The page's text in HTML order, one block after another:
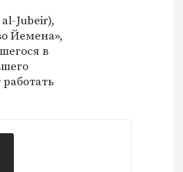
Jubeir),
Йемена»,
в